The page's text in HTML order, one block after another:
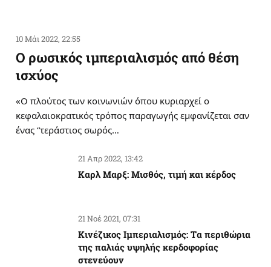
10 Μάι 2022, 22:55
Ο ρωσικός ιμπεριαλισμός από θέση
ισχύος
«Ο πλούτος των κοινωνιών όπου κυριαρχεί ο
κεφαλαιοκρατικός τρόπος παραγωγής εμφανίζεται σαν
ένας “τεράστιος σωρός…
21 Απρ 2022, 13:42
Καρλ Μαρξ: Μισθός, τιμή και κέρδος
21 Νοέ 2021, 07:31
Κινέζικος Ιμπεριαλισμός: Tα περιθώρια
της παλιάς υψηλής κερδοφορίας
στενεύουν